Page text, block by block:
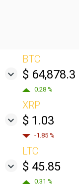
BTC
$ 64,878.3
0.28 %
XRP
$ 1.03
-1.85 %
LTC
$ 45.85
0.31 %